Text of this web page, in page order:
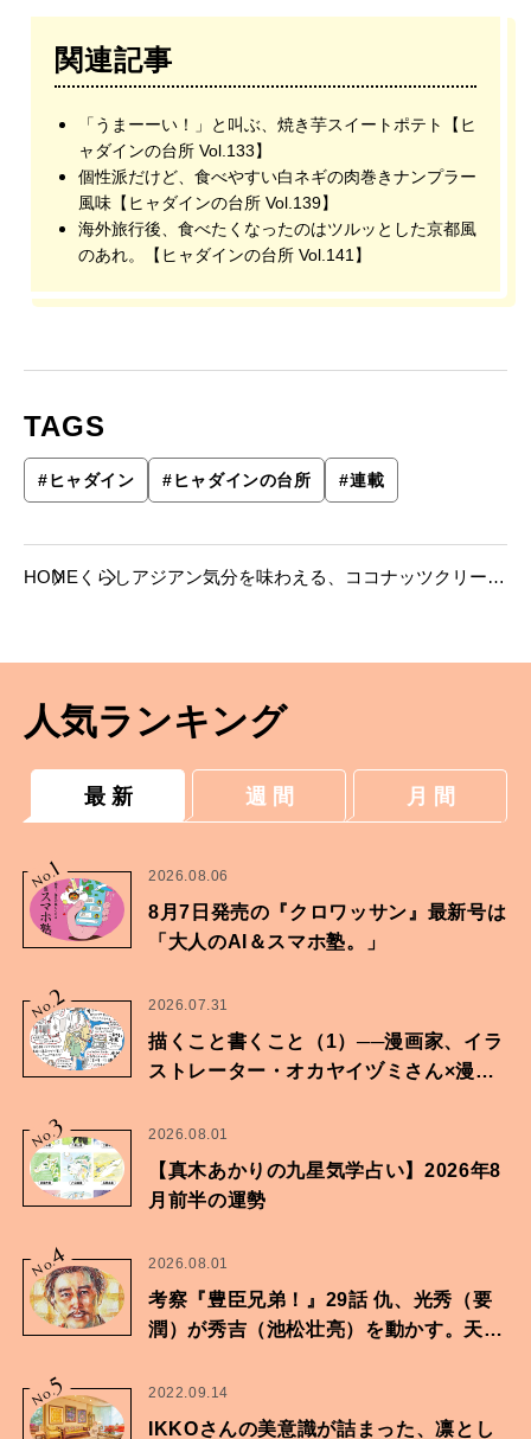
関連記事
「うまーーい！」と叫ぶ、焼き芋スイートポテト【ヒ
ャダインの台所 Vol.133】
個性派だけど、食べやすい白ネギの肉巻きナンプラー
風味【ヒャダインの台所 Vol.139】
海外旅行後、食べたくなったのはツルッとした京都風
のあれ。【ヒャダインの台所 Vol.141】
TAGS
#ヒャダイン #ヒャダインの台所 #連載
HOME くらしアジアン気分を味わえる、ココナッツクリーム
人気ランキング
最 新 週 間 月 間
No.
1 2026.08.06
8月7日発売の『クロワッサン』最新号は
「大人のAI＆スマホ塾。」
No.2 2026.07.31
描くこと書くこと（1）──漫画家、イラ
ストレーター・オカヤイヅミさん×漫画
No.3 2026.08.01
【真木あかりの九星気学占い】2026年8
月前半の運勢
No.
4 2026.08.01
考察『豊臣兄弟！』29話 仇、光秀（要
潤）が秀吉（池松壮亮）を動かす。天下
No.5 2022.09.14
IKKOさんの美意識が詰まった、凛とし